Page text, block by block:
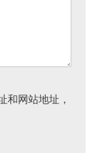
和网站地址，